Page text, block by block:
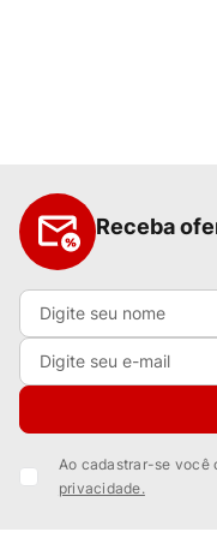
Receba
Ao cadastrar-se você
privacidade.